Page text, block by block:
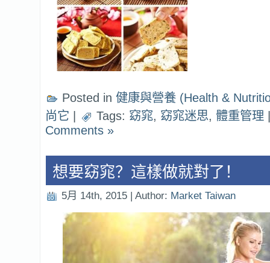
Posted in 健康與營養 (Health &
尚它
Tags: 窈窕, 窈窕迷思, 體重管理
Comments »
想要窈窕？這樣做就對了！
5月 14th, 2015 | Author: Market Taiwan